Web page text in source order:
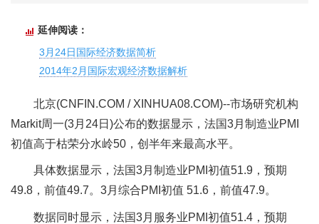
延伸阅读：
3月24日国际经济数据简析
2014年2月国际宏观经济数据解析
北京(CNFIN.COM / XINHUA08.COM)--市场研究机构
Markit周一(3月24日)公布的数据显示，法国3月制造业PMI
初值高于枯荣分水岭50，创半年来最高水平。
具体数据显示，法国3月制造业PMI初值51.9，预期
49.8，前值49.7。3月综合PMI初值 51.6，前值47.9。
数据同时显示，法国3月服务业PMI初值51.4，预期